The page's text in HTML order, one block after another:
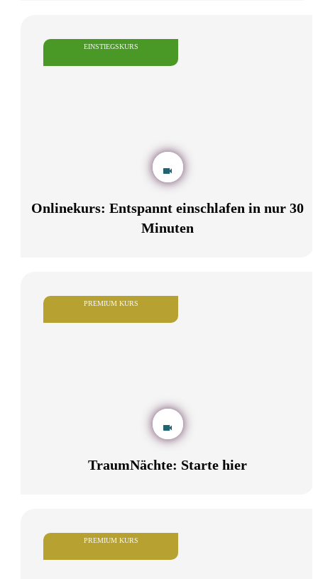
EINSTIEGSKURS
Onlinekurs: Entspannt einschlafen in nur 30
Minuten
PREMIUM KURS
TraumNächte: Starte hier
PREMIUM KURS